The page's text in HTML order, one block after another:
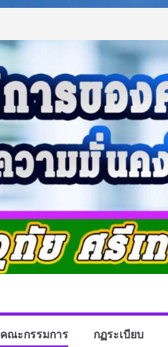
คณะกรรมการ กฏระเบียบ